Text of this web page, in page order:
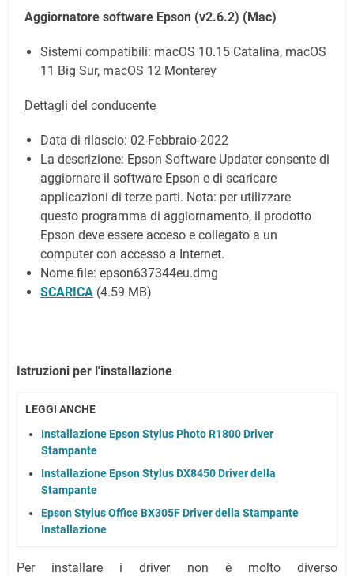
Aggiornatore software Epson (v2.6.2) (Mac)
Sistemi compatibili: macOS 10.15 Catalina, macOS
11 Big Sur, macOS 12 Monterey
Dettagli del conducente
Data di rilascio: 02-Febbraio-2022
La descrizione: Epson Software Updater consente di
aggiornare il software Epson e di scaricare
applicazioni di terze parti. Nota: per utilizzare
questo programma di aggiornamento, il prodotto
Epson deve essere acceso e collegato a un
computer con accesso a Internet.
Nome file: epson637344eu.dmg
SCARICA (4.59 MB)
Istruzioni per l'installazione
LEGGI ANCHE
Installazione Epson Stylus Photo R1800 Driver
Stampante
Installazione Epson Stylus DX8450 Driver della
Stampante
Epson Stylus Office BX305F Driver della Stampante
Installazione
Per installare i driver non è molto diverso